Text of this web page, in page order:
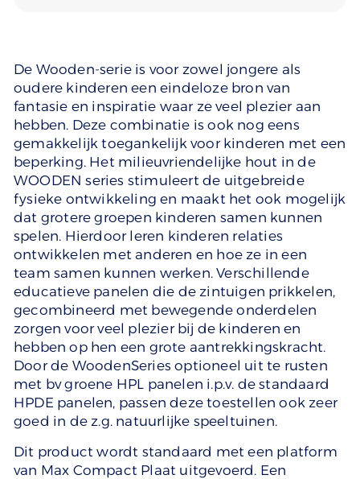
De Wooden-serie is voor zowel jongere als
oudere kinderen een eindeloze bron van
fantasie en inspiratie waar ze veel plezier aan
hebben. Deze combinatie is ook nog eens
gemakkelijk toegankelijk voor kinderen met een
beperking. Het milieuvriendelijke hout in de
WOODEN series stimuleert de uitgebreide
fysieke ontwikkeling en maakt het ook mogelijk
dat grotere groepen kinderen samen kunnen
spelen. Hierdoor leren kinderen relaties
ontwikkelen met anderen en hoe ze in een
team samen kunnen werken. Verschillende
educatieve panelen die de zintuigen prikkelen,
gecombineerd met bewegende onderdelen
zorgen voor veel plezier bij de kinderen en
hebben op hen een grote aantrekkingskracht.
Door de WoodenSeries optioneel uit te rusten
met bv groene HPL panelen i.p.v. de standaard
HPDE panelen, passen deze toestellen ook zeer
goed in de z.g. natuurlijke speeltuinen.
Dit product wordt standaard met een platform
van Max Compact Plaat uitgevoerd. Een